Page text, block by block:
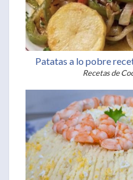
Patatas a lo pobre
Recetas de